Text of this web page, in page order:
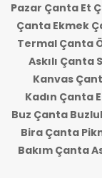
Pazar Çanta Et
Çanta Ekmek
Termal Çanta
Askılı Çanta
Kanvas
Kadın Çanta
Buz Çanta
Bira Çanta
Bakım Çanta